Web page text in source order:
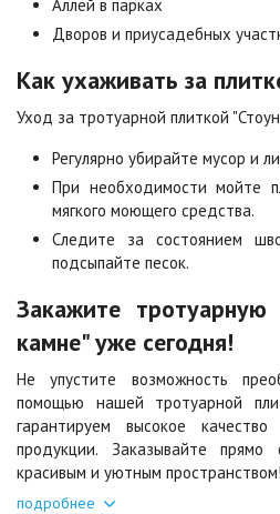
Стоун
1 040 ₽/м2
Черная
Шафран
1 040 ₽
/м
Яшма
Аллей в парках
Дворов и приусадебных
Как ухаживать за
Уход за тротуарной плиткой
Регулярно убирайте мусор и
При необходимости мойте
мягкого моющего средства.
Следите за состоянием
подсыпайте песок.
Закажите
камне" уже сегодня!
Не упустите возможность
помощью нашей тротуарной
гарантируем высокое
продукции. Заказывайте прямо
красивым и уютным пространством!
подробнее